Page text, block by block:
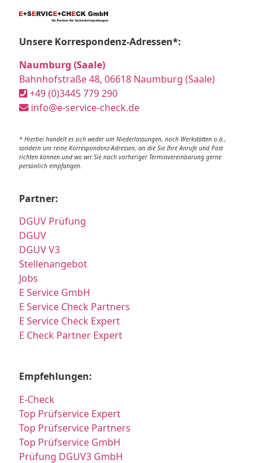
Unsere Korrespondenz-Adressen*:
Naumburg (Saale)
Bahnhofstraße 48, 06618 Naumburg (Saale)
+49 (0)3445 779 290
info@e-service-check.de
* Hierbei handelt es sich weder um Niederlassungen, noch Werkstätten o.ä.,
sondern um reine Korrespondenz-Adressen, an die Sie Ihre Anrufe und Post
richten können und wo wir Sie nach vorheriger Terminvereinbarung gerne
persönlich empfangen.
Partner:
DGUV Prüfung
DGUV
DGUV V3
Stellenangebot
Jobs
E Service GmbH
E Service Check Partners
E Service Check Expert
E Check Partner Expert
Empfehlungen:
E-Check
Top Prüfservice Expert
Top Prüfservice Partners
Top Prüfservice GmbH
Prüfung DGUV3 GmbH